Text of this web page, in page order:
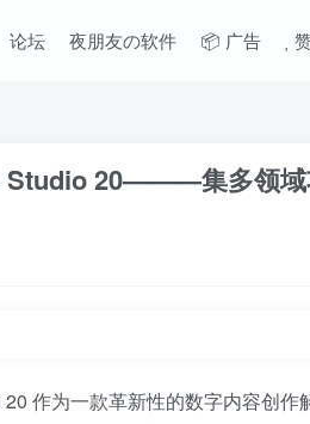
论坛 夜朋友の软件 📦 广告
20———集多领域
作为一款革新性的数字内容创